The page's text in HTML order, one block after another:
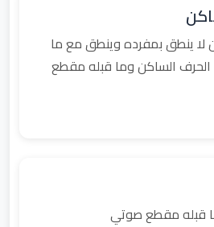
لا ينطق بمفرده وينطق مع ما
الحرف الساكن وما قبله مقطع
قبله مقطع صوتي